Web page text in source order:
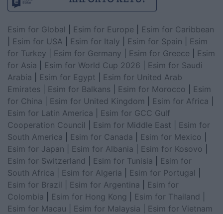
Esim for Global Esim for Europe
Esim for Caribbean
Esim for USA Esim for Italy Esim for Spain
Esim
for Turkey
Esim for Germany Esim for Greece
Esim
for Asia
Esim for World Cup 2026
Esim for Saudi
Arabia
Esim for Egypt
Esim for United Arab
Emirates
Esim for Balkans Esim for Morocco
Esim
for China
Esim for United Kingdom Esim for Africa
Esim for Latin America
Esim for GCC Gulf
Cooperation Council
Esim for Middle East
Esim for
South America
Esim for Canada Esim for Mexico
Esim for Japan
Esim for Albania Esim for Kosovo
Esim for Switzerland
Esim for Tunisia
Esim for
South Africa
Esim for Algeria Esim for Portugal
Esim for Brazil
Esim for Argentina
Esim for
Colombia
Esim for Hong Kong Esim for Thailand
Esim for Macau
Esim for Malaysia
Esim for Vietnam